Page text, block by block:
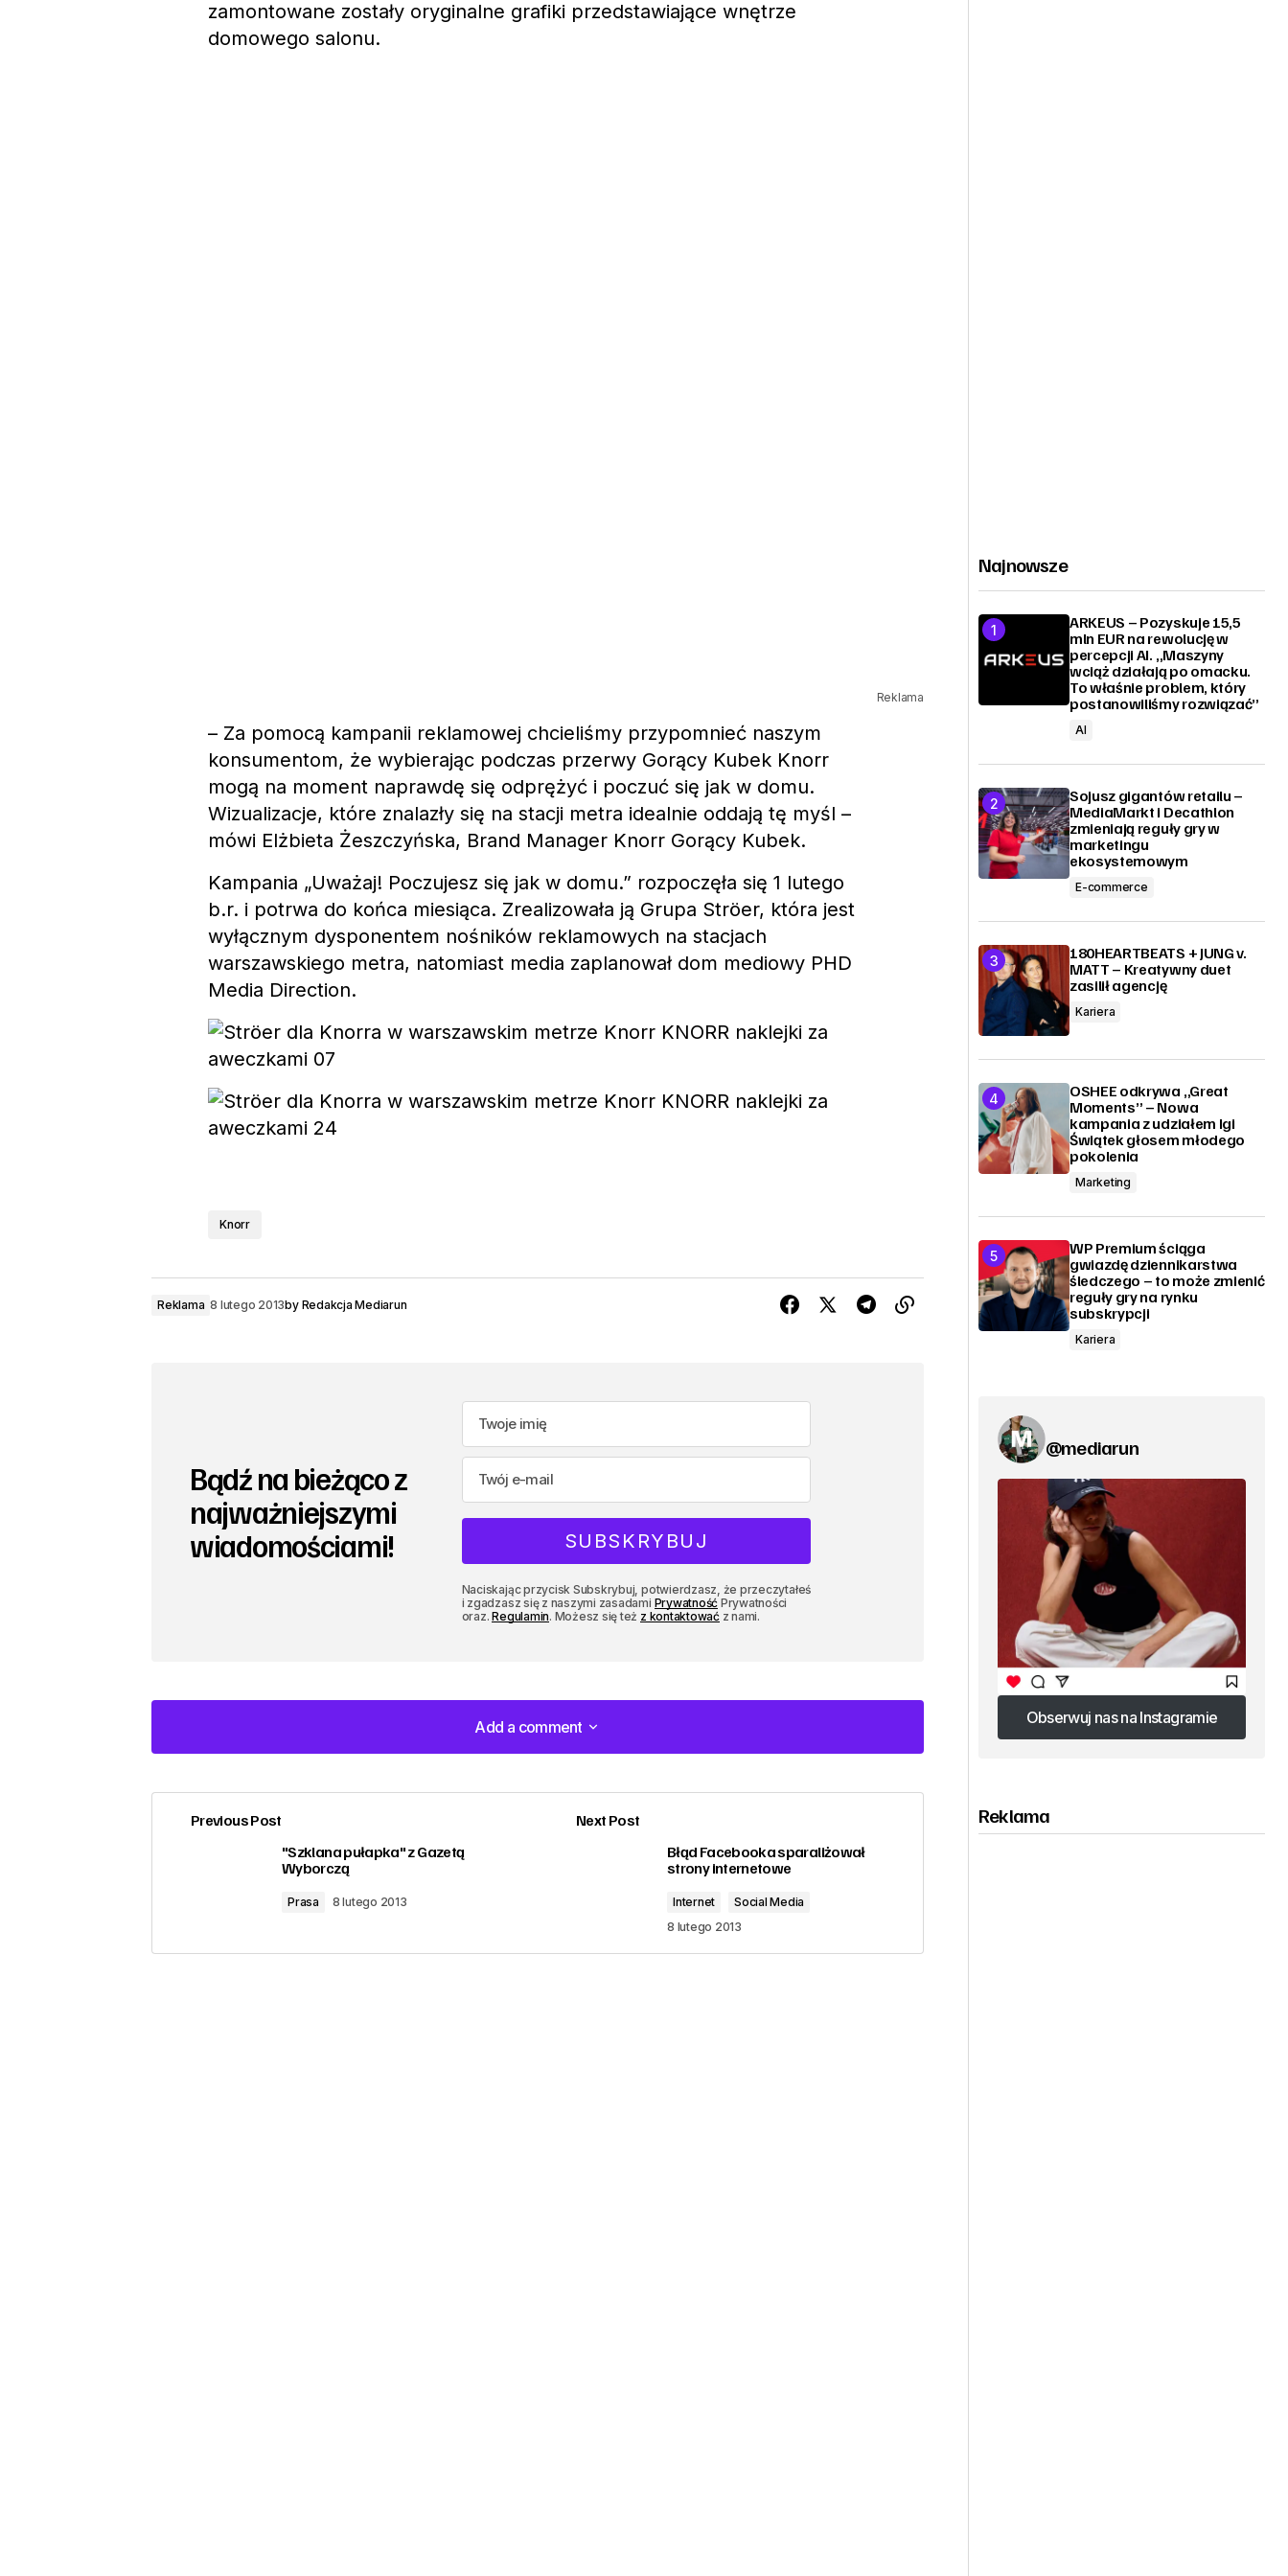
zamontowane zostały oryginalne grafiki przedstawiające wnętrze
domowego salonu.
Reklama
– Za pomocą kampanii reklamowej chcieliśmy przypomnieć naszym
konsumentom, że wybierając podczas przerwy Gorący Kubek Knorr
mogą na moment naprawdę się odprężyć i poczuć się jak w domu.
Wizualizacje, które znalazły się na stacji metra idealnie oddają tę myśl –
mówi Elżbieta Żeszczyńska, Brand Manager Knorr Gorący Kubek.
Kampania „Uważaj! Poczujesz się jak w domu.” rozpoczęła się 1 lutego
b.r. i potrwa do końca miesiąca. Zrealizowała ją Grupa Ströer, która jest
wyłącznym dysponentem nośników reklamowych na stacjach
warszawskiego metra, natomiast media zaplanował dom mediowy PHD
Media Direction.
Knorr
Reklama 8 lutego 2013by Redakcja Mediarun
Bądź na bieżąco z
najważniejszymi
wiadomościami!
Naciskając przycisk Subskrybuj, potwierdzasz, że przeczytałeś
i zgadzasz się z naszymi zasadami Prywatność Prywatności
oraz.Regulamin. Możesz się też z kontaktowaćz nami.
Add a comment
Add a comment
zalogować
Previous Post
"Szklana pułapka" z Gazetą
Wyborczą
Prasa 8 lutego 2013
Next Post
Błąd Facebooka sparaliżował
strony internetowe
Internet
Social Media
8 lutego 2013
Najnowsze
ARKEUS – Pozyskuje 15,5
mln EUR na rewolucję w
percepcji AI. „Maszyny
wciąż działają po omacku.
To właśnie problem, który
postanowiliśmy rozwiązać”
AI
Sojusz gigantów retailu –
MediaMarkt i Decathlon
zmieniają reguły gry w
marketingu
ekosystemowym
E-commerce
180HEARTBEATS + JUNG v.
MATT – Kreatywny duet
zasilił agencję
Kariera
OSHEE odkrywa „Great
Moments” – Nowa
kampania z udziałem Igi
Świątek głosem młodego
pokolenia
Marketing
WP Premium ściąga
gwiazdę dziennikarstwa
śledczego – to może zmienić
reguły gry na rynku
subskrypcji
Kariera
@mediarun
Obserwuj nas na Instagramie
Obserwuj nas na Instagramie
Reklama